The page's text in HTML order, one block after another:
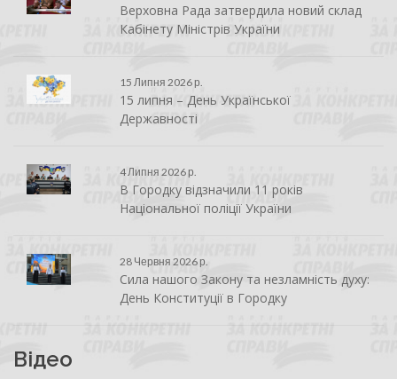
Верховна Рада затвердила новий склад
Кабінету Міністрів України
15 Липня 2026 р.
15 липня – День Української
Державності
4 Липня 2026 р.
В Городку відзначили 11 років
Національної поліції України
28 Червня 2026 р.
Сила нашого Закону та незламність духу:
День Конституції в Городку
Відео